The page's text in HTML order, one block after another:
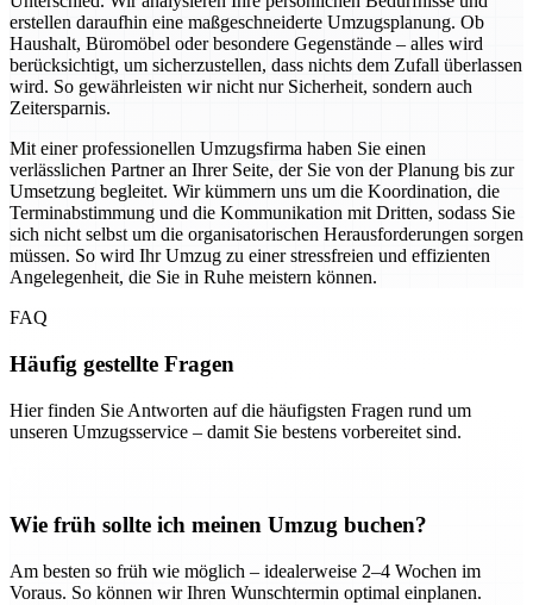
erstellen daraufhin eine maßgeschneiderte Umzugsplanung. Ob
Haushalt, Büromöbel oder besondere Gegenstände – alles wird
berücksichtigt, um sicherzustellen, dass nichts dem Zufall überlassen
wird. So gewährleisten wir nicht nur Sicherheit, sondern auch
Zeitersparnis.
Mit einer professionellen Umzugsfirma haben Sie einen
verlässlichen Partner an Ihrer Seite, der Sie von der Planung bis zur
Umsetzung begleitet. Wir kümmern uns um die Koordination, die
Terminabstimmung und die Kommunikation mit Dritten, sodass Sie
sich nicht selbst um die organisatorischen Herausforderungen sorgen
müssen. So wird Ihr Umzug zu einer stressfreien und effizienten
Angelegenheit, die Sie in Ruhe meistern können.
FAQ
Häufig gestellte Fragen
Hier finden Sie Antworten auf die häufigsten Fragen rund um
unseren Umzugsservice – damit Sie bestens vorbereitet sind.
Wie früh sollte ich meinen Umzug buchen?
Am besten so früh wie möglich – idealerweise 2–4 Wochen im
Voraus. So können wir Ihren Wunschtermin optimal einplanen.